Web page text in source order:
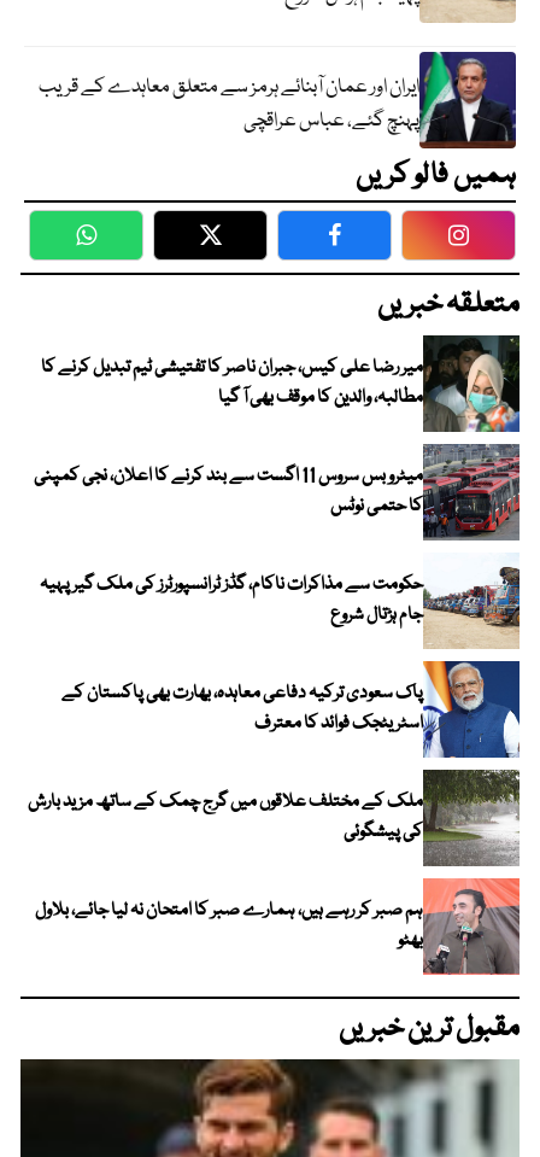
ایران اور عمان آبنائے ہرمز سے متعلق معاہدے کے قریب
پہنچ گئے، عباس عراقچی
ہمیں فالو کریں
WhatsApp Twitter Facebook
متعلقہ خبریں
میر رضا علی کیس، جبران ناصر کا تفتیشی ٹیم تبدیل کرنے کا
مطالبہ، والدین کا موقف بھی آ گیا
میٹرو بس سروس 11 اگست سے بند کرنے کا اعلان، نجی کمپنی
کا حتمی نوٹس
حکومت سے مذاکرات ناکام، گڈز ٹرانسپورٹرز کی ملک گیر پہیہ
جام ہڑتال شروع
پاک سعودی ترکیہ دفاعی معاہدہ، بھارت بھی پاکستان کے
اسٹریٹجک فوائد کا معترف
ملک کے مختلف علاقوں میں گرج چمک کے ساتھ مزید بارش
کی پیشگوئی
ہم صبر کر رہے ہیں، ہمارے صبر کا امتحان نہ لیا جائے، بلاول
بھٹو
مقبول ترین خبریں